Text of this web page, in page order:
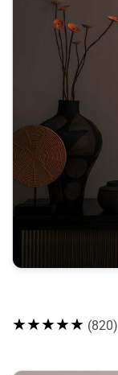
★★★★★ (820)